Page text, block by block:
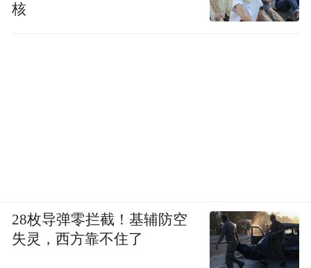
核
28枚导弹零拦截！基辅防空
失灵，西方靠不住了